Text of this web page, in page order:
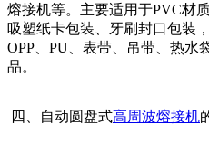
熔接机等。主要适用于PVC材
吸塑纸卡包装、牙刷封口包装
OPP、PU、表带、吊带、热水
品。
四、自动圆盘式高周波熔接机